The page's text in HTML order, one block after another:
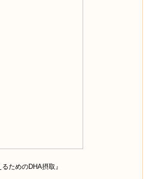
ためのDHA摂取』